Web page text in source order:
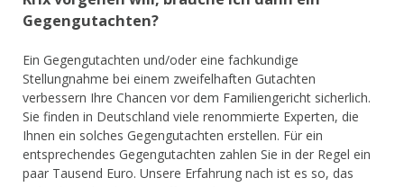
Gegengutachten?
Ein Gegengutachten und/oder eine fachkundige
Stellungnahme bei einem zweifelhaften Gutachten
verbessern Ihre Chancen vor dem Familiengericht sicherlich.
Sie finden in Deutschland viele renommierte Experten, die
Ihnen ein solches Gegengutachten erstellen. Für ein
entsprechendes Gegengutachten zahlen Sie in der Regel ein
paar Tausend Euro. Unsere Erfahrung nach ist es so, das